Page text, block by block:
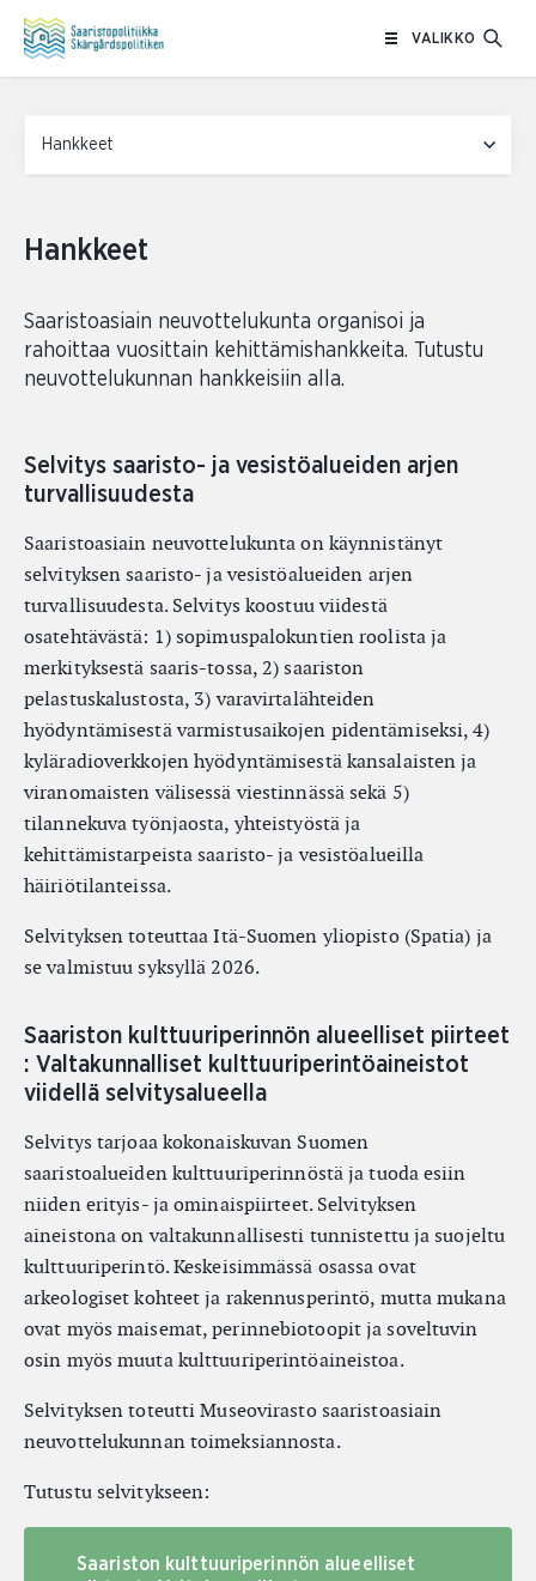
VALIKKO
Hankkeet
Saaristoasiain neuvottelukunta organisoi ja
rahoittaa vuosittain kehittämishankkeita. Tutustu
neuvottelukunnan hankkeisiin alla.
Selvitys saaristo- ja vesistöalueiden arjen
turvallisuudesta
Saaristoasiain neuvottelukunta on käynnistänyt
selvityksen saaristo- ja vesistöalueiden arjen
turvallisuudesta. Selvitys koostuu viidestä
osatehtävästä: 1) sopimuspalokuntien roolista ja
merkityksestä saaris-tossa, 2) saariston
pelastuskalustosta, 3) varavirtalähteiden
hyödyntämisestä varmistusaikojen pidentämiseksi, 4)
kyläradioverkkojen hyödyntämisestä kansalaisten ja
viranomaisten välisessä viestinnässä sekä 5)
tilannekuva työnjaosta, yhteistyöstä ja
kehittämistarpeista saaristo- ja vesistöalueilla
häiriötilanteissa.
Selvityksen toteuttaa Itä-Suomen yliopisto (Spatia) ja
se valmistuu syksyllä 2026.
Saariston kulttuuriperinnön alueelliset piirteet
: Valtakunnalliset kulttuuriperintöaineistot
viidellä selvitysalueella
Selvitys tarjoaa kokonaiskuvan Suomen
saaristoalueiden kulttuuriperinnöstä ja tuoda esiin
niiden erityis- ja ominaispiirteet. Selvityksen
aineistona on valtakunnallisesti tunnistettu ja suojeltu
kulttuuriperintö. Keskeisimmässä osassa ovat
arkeologiset kohteet ja rakennusperintö, mutta mukana
ovat myös maisemat, perinnebiotoopit ja soveltuvin
osin myös muuta kulttuuriperintöaineistoa.
Selvityksen toteutti Museovirasto saaristoasiain
neuvottelukunnan toimeksiannosta.
Tutustu selvitykseen:
Saariston kulttuuriperinnön alueelliset